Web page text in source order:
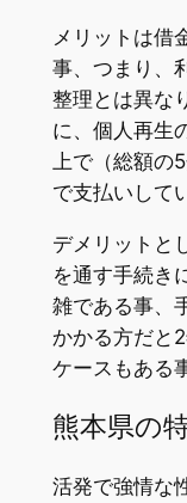
メリットは借
事、つまり、
整理とは異な
に、個人再生
上で（総額
で支払いして
デメリットと
を通す手続き
雑である事、
かかる方だと
ケースもある
熊本県の
活発で強情な